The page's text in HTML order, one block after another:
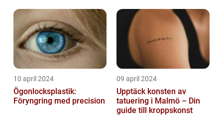
10 april 2024
Ögonlocksplastik:
Föryngring med precision
09 april 2024
Upptäck konsten av
tatuering i Malmö – Din
guide till kroppskonst